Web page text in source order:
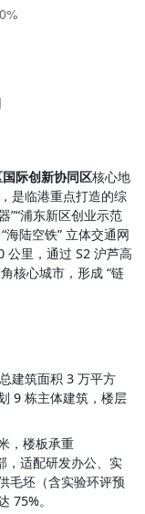
际创新协同区核心地
是临港重点打造的综
”“浦东新区创业示范
海陆空铁” 立体交通网
公里，通过 S2 沪芦高
核心城市，形成 “链
建筑面积 3 万平方
9 栋主体建筑，楼层
，楼板承重
，适配研发办公、实
毛坯（含实验环评预
75%。